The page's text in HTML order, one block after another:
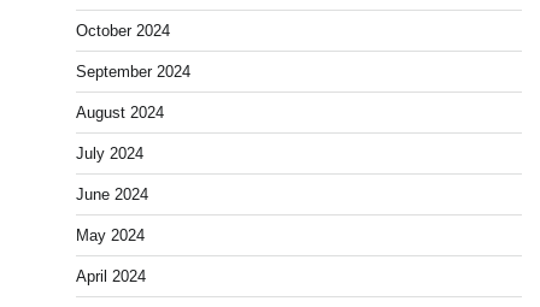
October 2024
September 2024
August 2024
July 2024
June 2024
May 2024
April 2024